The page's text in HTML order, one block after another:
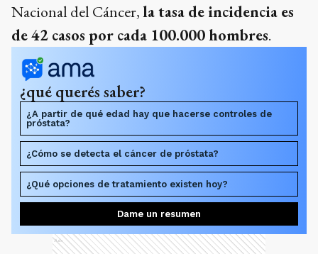
Nacional del Cáncer,la tasa de incidencia es
de 42 casos por cada 100.000 hombres.
¿qué querés saber?
¿A partir de qué edad hay que hacerse controles de
próstata?
¿Cómo se detecta el cáncer de próstata?
¿Qué opciones de tratamiento existen hoy?
Dame un resumen
Ads